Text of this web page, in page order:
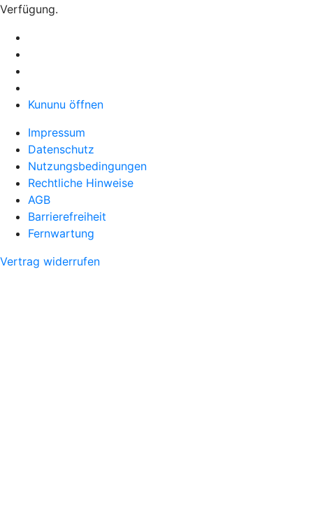
Verfügung.
Kununu öffnen
Impressum
Datenschutz
Nutzungsbedingungen
Rechtliche Hinweise
AGB
Barrierefreiheit
Fernwartung
Vertrag widerrufen